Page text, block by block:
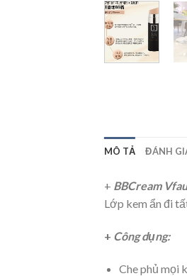
MÔ TẢ ĐÁNH
+ BBCream Vfau
Lớp kem ẩn đi
+ Công dụng:
Che phủ mọi